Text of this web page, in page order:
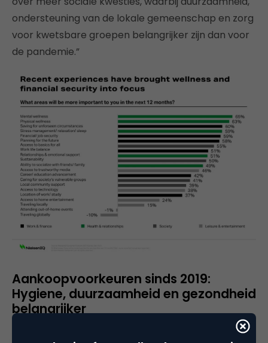
ondersteuning van de lokale gemeenschap en zorg
voor kwetsbare groepen belangrijker zijn dan voor
de pandemie.”
Aankoopvoorkeuren sinds 2019:
Hygiene, duurzaamheid en gezondheid
belangrijker
Kijk je als marketeer of als merk naar onderstaande